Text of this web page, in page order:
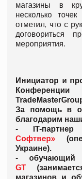
магазины в
несколько
отметил, что с
договориться
мероприятия.
Инициатор и
За помощь в
благодарим
- IT-
Софтвер»
Украине).
-
GT
магазинов и